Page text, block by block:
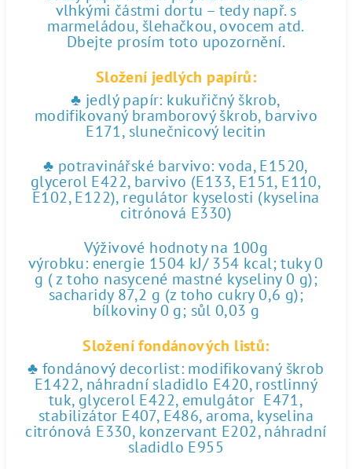
vlhkými částmi dortu – tedy např. s
marmeládou, šlehačkou, ovocem atd.
Dbejte prosím toto upozornění.
Složení jedlých papírů:
♣ jedlý papír: kukuřičný škrob,
modifikovaný bramborový škrob, barvivo
E171, slunečnicový lecitin
♣ potravinářské barvivo: voda, E1520,
glycerol E422, barvivo (E133, E151, E110,
E102, E122), regulátor kyselosti (kyselina
citrónová E330)
Výživové hodnoty na 100g
výrobku: energie 1504 kJ/ 354 kcal; tuky 0
g ( z toho nasycené mastné kyseliny 0 g);
sacharidy 87,2 g (z toho cukry 0,6 g);
bílkoviny 0 g; sůl 0,03 g
Složení fondánových listů:
♣ fondánový decorlist: modifikovaný škrob
E1422, náhradní sladidlo E420, rostlinný
tuk, glycerol E422, emulgátor E471,
stabilizátor E407, E486, aroma, kyselina
citrónová E330, konzervant E202, náhradní
sladidlo E955